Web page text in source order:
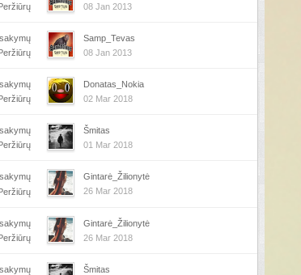
08 Jan 2013
Samp_Tevas
08 Jan 2013
Donatas_Nokia
02 Mar 2018
Šmitas
01 Mar 2018
Gintarė_Žilionytė
26 Mar 2018
Gintarė_Žilionytė
26 Mar 2018
Šmitas